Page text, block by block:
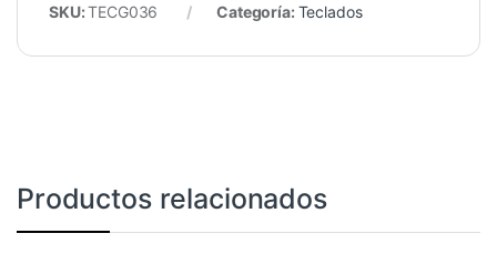
SKU:TECG036 Categoría: Teclados
Productos relacionados